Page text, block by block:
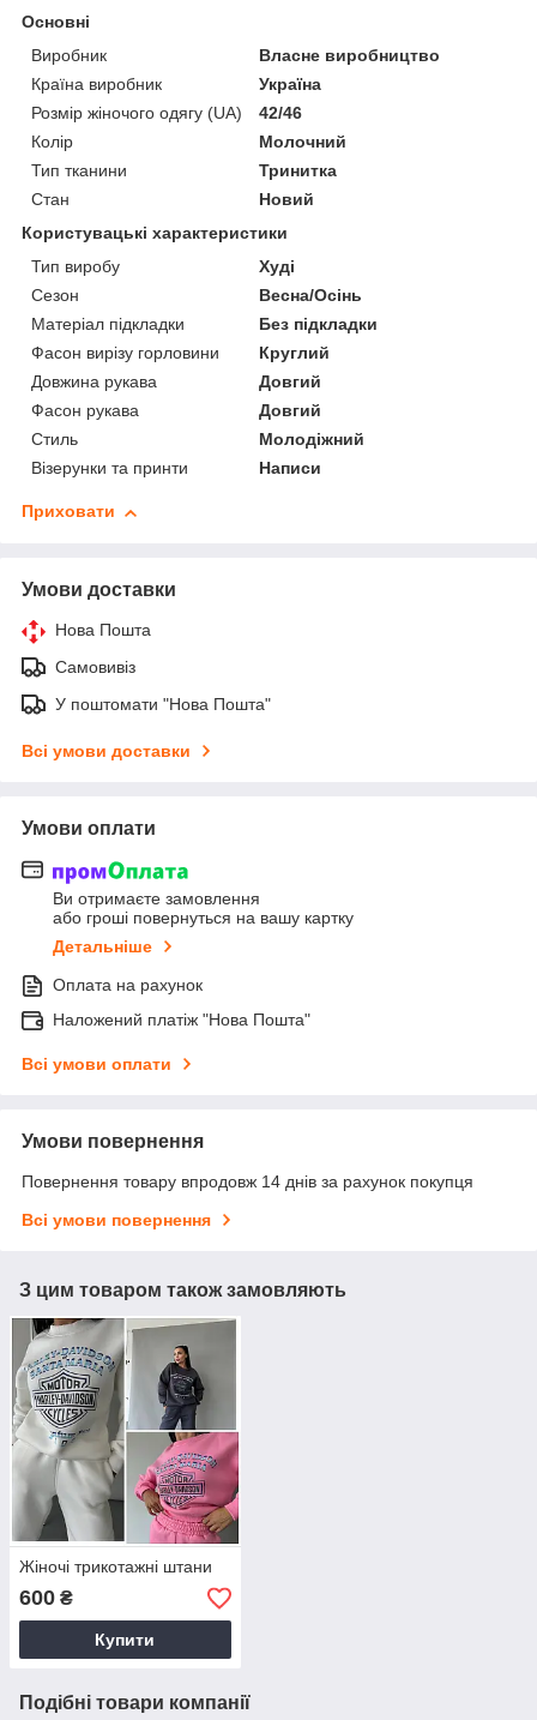
Основні
Виробник
Власне виробництво
Країна виробник
Україна
Розмір жіночого одягу (UA)
42/46
Колір
Молочний
Тип тканини
Тринитка
Стан
Новий
Користувацькі характеристики
Тип виробу
Худі
Сезон
Весна/Осінь
Матеріал підкладки
Без підкладки
Фасон вирізу горловини
Круглий
Довжина рукава
Довгий
Фасон рукава
Довгий
Стиль
Молодіжний
Візерунки та принти
Написи
Приховати
Умови доставки
Нова Пошта
Самовивіз
У поштомати "Нова Пошта"
Всі умови доставки
Умови оплати
Ви отримаєте замовлення
або гроші повернуться на вашу картку
Детальніше
Оплата на рахунок
Наложений платіж "Нова Пошта"
Всі умови оплати
Умови повернення
Повернення товару впродовж 14 днів за рахунок покупця
Всі умови повернення
З цим товаром також замовляють
Жіночі трикотажні штани
600 ₴
Купити
Подібні товари компанії